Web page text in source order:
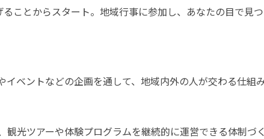
ことからスタート。地域行事に参加し、あなたの目で見
ベントなどの企画を通して、地域内外の人が交わる仕組
光ツアーや体験プログラムを継続的に運営できる体制づ